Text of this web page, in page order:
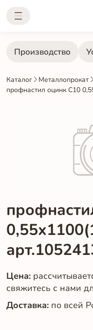
Производство
Каталог Металлопрокат
профнастил оцинк С10
Цена:
свяжитесь с нами
Доставка: по всей